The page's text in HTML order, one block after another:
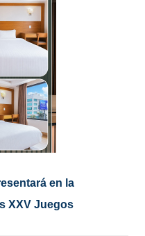
en la
XXV Juegos